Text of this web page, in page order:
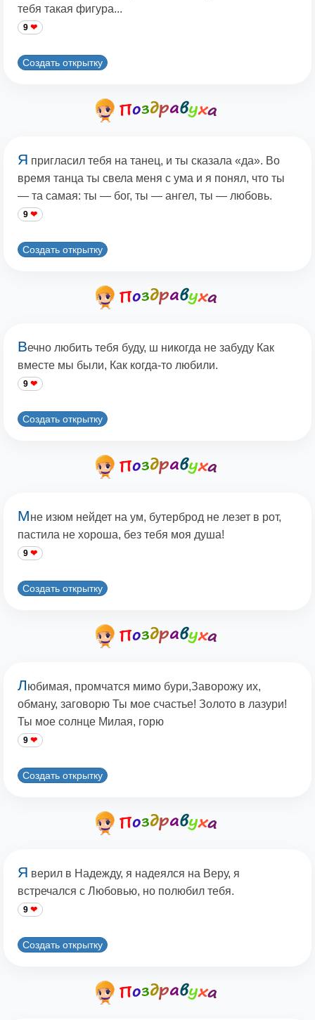
тебя такая фигура...
9
Создать открытку
Я пригласил тебя на танец, и ты сказала «да». Во
время танца ты свела меня с ума и я понял, что ты
— та самая: ты — бог, ты — ангел, ты — любовь.
9
Создать открытку
Вечно любить тебя буду, ш никогда не забуду Как
вместе мы были, Как когда-то любили.
9
Создать открытку
Мне изюм нейдет на ум, бутерброд не лезет в рот,
пастила не хороша, без тебя моя душа!
9
Создать открытку
Любимая, промчатся мимо бури,Заворожу их,
обману, заговорю Ты мое счастье! Золото в лазури!
Ты мое солнце Милая, горю
9
Создать открытку
Я верил в Надежду, я надеялся на Веру, я
встречался с Любовью, но полюбил тебя.
9
Создать открытку